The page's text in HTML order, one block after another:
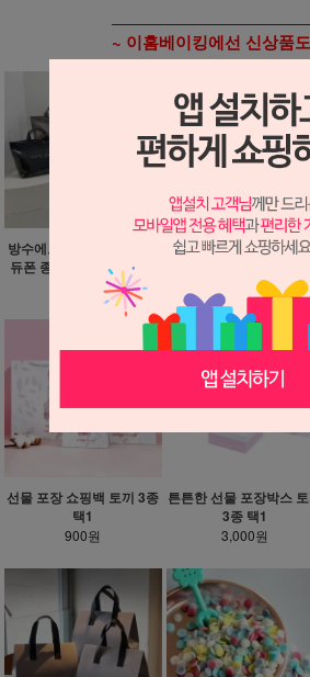
~ 이홈베이킹에선 신상품
방수에코백 데일리 도트백
듀폰 종이 젤리백 5종 택1
11,000원
크리스마스 종이쇼핑백
900원
선물 포장 쇼핑백 토끼 3종
택1
900원
튼튼한 선물 포장박스
3종 택1
3,000원